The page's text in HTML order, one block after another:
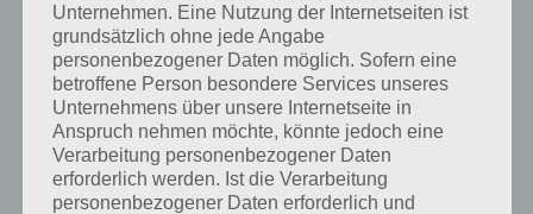
Unternehmen. Eine Nutzung der Internetseiten ist
grundsätzlich ohne jede Angabe
personenbezogener Daten möglich. Sofern eine
betroffene Person besondere Services unseres
Unternehmens über unsere Internetseite in
Anspruch nehmen möchte, könnte jedoch eine
Verarbeitung personenbezogener Daten
erforderlich werden. Ist die Verarbeitung
personenbezogener Daten erforderlich und